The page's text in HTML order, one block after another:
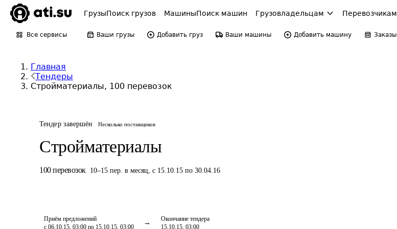
ГрузыПоиск грузов МашиныПоиск машин Грузовладельцам Перевозчикам
Все сервисы Ваши грузы Добавить груз Ваши машины Добавить машину Заказы
Главная
Тендеры
Стройматериалы, 100 перевозок
Тендер завершён Несколько поставщиков
Стройматериалы
100 перевозок 10–15 пер. в месяц, с 15.10.15 по 30.04.16
Приём предложений
с 06.10.15, 03:00 по 15.10.15, 03:00
Окончание тендера
15.10.15, 03:00